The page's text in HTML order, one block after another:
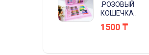
.РОЗОВЫЙ
КОШЕЧКА .
1500 ₸